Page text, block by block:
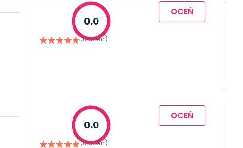
0.0
(0 ocen)
OCEŃ
0.0
(0 ocen)
OCEŃ